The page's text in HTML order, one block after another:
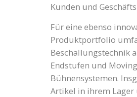
Kunden und
Für eine ebenso
Produktportfolio
Beschallungstechnik
Endstufen und
Bühnensystemen.
Artikel in ihrem Lager